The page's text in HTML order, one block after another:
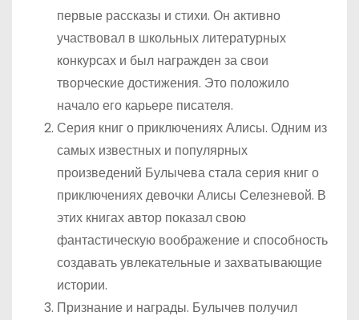
первые рассказы и стихи. Он активно
участвовал в школьных литературных
конкурсах и был награжден за свои
творческие достижения. Это положило
начало его карьере писателя.
Серия книг о приключениях Алисы. Одним из
самых известных и популярных
произведений Булычева стала серия книг о
приключениях девочки Алисы Селезневой. В
этих книгах автор показал свою
фантастическую воображение и способность
создавать увлекательные и захватывающие
истории.
Признание и награды. Булычев получил